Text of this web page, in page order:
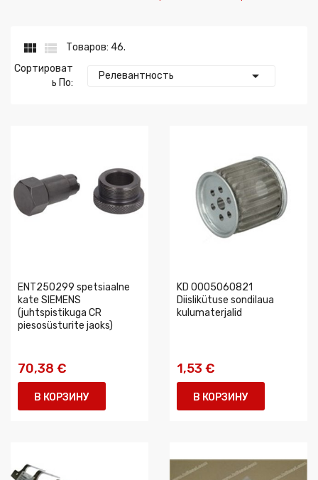
 
Товаров: 46.
Сортироват
Ь По:
Релевантность 
ENT250299 spetsiaalne
kate SIEMENS
(juhtspistikuga CR
piesosüsturite jaoks)
70,38 €
В КОРЗИНУ
KD 0005060821
Diislikütuse sondilaua
kulumaterjalid
1,53 €
В КОРЗИНУ